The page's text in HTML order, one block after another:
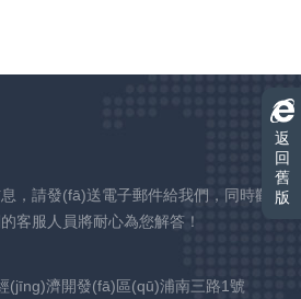
，請發(fā)送電子郵件給我們，同時歡
服人員將耐心為您解答！
(jīng)濟開發(fā)區(qū)浦南三路1號
返
回
舊
版